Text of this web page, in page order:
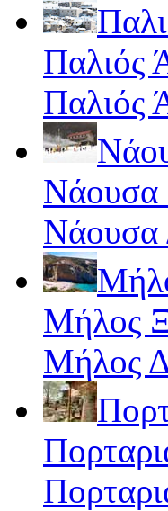
Παλιός
Παλιός
Νάουσα
Νάουσα
Μήλος
Μήλος